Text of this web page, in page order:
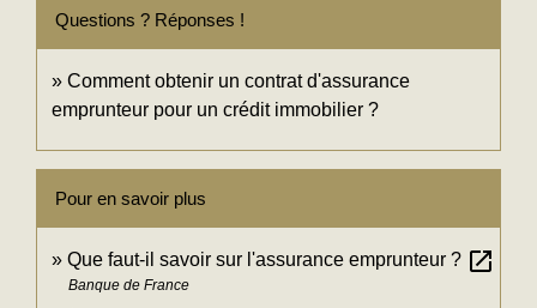
Questions ? Réponses !
Comment obtenir un contrat d'assurance
emprunteur pour un crédit immobilier ?
Pour en savoir plus
Que faut-il savoir sur l'assurance emprunteur ? open_in_new
Banque de France